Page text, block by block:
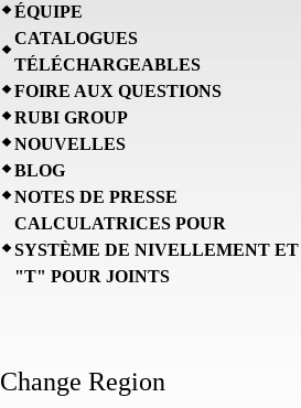
ÉQUIPE
CATALOGUES
TÉLÉCHARGEABLES
FOIRE AUX QUESTIONS
RUBI GROUP
NOUVELLES
BLOG
NOTES DE PRESSE
CALCULATRICES POUR
SYSTÈME DE NIVELLEMENT ET
"T" POUR JOINTS
Change Region